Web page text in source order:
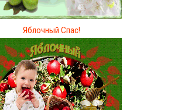
Яблочный Спас!